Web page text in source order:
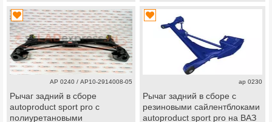
АР 0240 / АР10-2914008-05
Рычаг задний в сборе
autoproduct sport pro с
полиуретановыми
ap 0230
Рычаг задний в сборе с
резиновыми сайлентблоками
autoproduct sport pro на ВАЗ